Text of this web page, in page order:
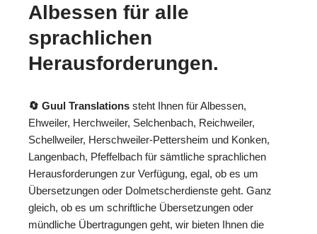
Albessen für alle
sprachlichen
Herausforderungen.
🔄 Guul Translations steht Ihnen für Albessen,
Ehweiler, Herchweiler, Selchenbach, Reichweiler,
Schellweiler, Herschweiler-Pettersheim und Konken,
Langenbach, Pfeffelbach für sämtliche sprachlichen
Herausforderungen zur Verfügung, egal, ob es um
Übersetzungen oder Dolmetscherdienste geht. Ganz
gleich, ob es um schriftliche Übersetzungen oder
mündliche Übertragungen geht, wir bieten Ihnen die